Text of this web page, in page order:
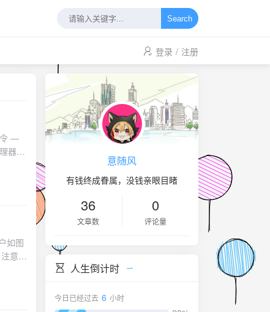
Search
登录 / 注册
如图
此
意随风
有钱终成眷属，没钱亲眼目睹
36
文章数
0
评论量
人生倒计时
今日已经过去 6 小时